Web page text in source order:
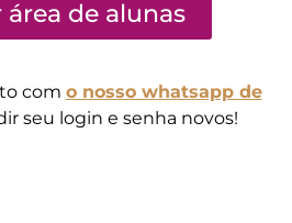
área de alunas
com o nosso whatsapp de
seu login e senha novos!